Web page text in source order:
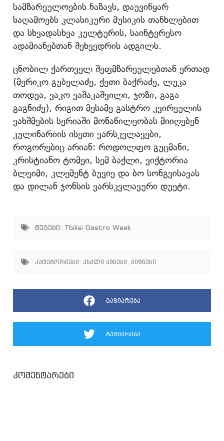
სამზარეულოების ნაზავს, დაუვიწყარ
საღამოებს კლასიკური მუსიკის თანხლებით
და სხვადასხვა კულტურის, საინტერესო
ადამიანებთან შეხვედრის ადგილს.
ცნობილ ქართველ შეფმზარეულებთან ერთად
(მერიკო გუბელაძე, ქეთი ბაქრაძე, ლუკა
თოდუა, ვაკო ვაშაკაშვილი, ჯოზი, გაგა
გაგნიძე), რიგით მესამე გასტრო კვირეულის
ვახშმების სერიაში მონაწილეობას მიიღებენ
კულინარიის ისეთი ვარსკვლავები,
როგორებიც არიან: როდოლფო გუცმანი,
კრისტიანო ტომეი, სემ ბაქლი, ვიქტორია
ბლეიმი, კლემენტ ბუვიე და ბო სონგვისავას
და დილან ჯონსის ვარსკვლავური დუეტი.
ტეგები: Tbilisi Gastro Week
კატეგორიები: ახალი ამბები , ბიზნესი
გაზიარება
გაზიარება
კომენტარები